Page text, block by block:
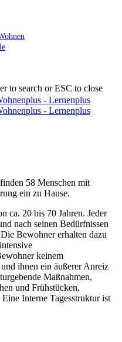
to search or ESC to close
58 Menschen mit
ein zu Hause.
ca. 20 bis 70 Jahren. Jeder
nach seinen Bedürfnissen
Bewohner erhalten dazu
keinem
ihnen ein äußerer Anreiz
Maßnahmen,
und Frühstücken,
Interne Tagesstruktur ist